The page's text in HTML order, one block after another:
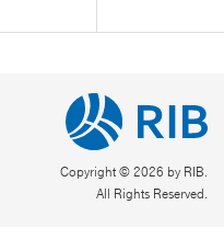
Copyright © 2026 by RIB.
All Rights Reserved.